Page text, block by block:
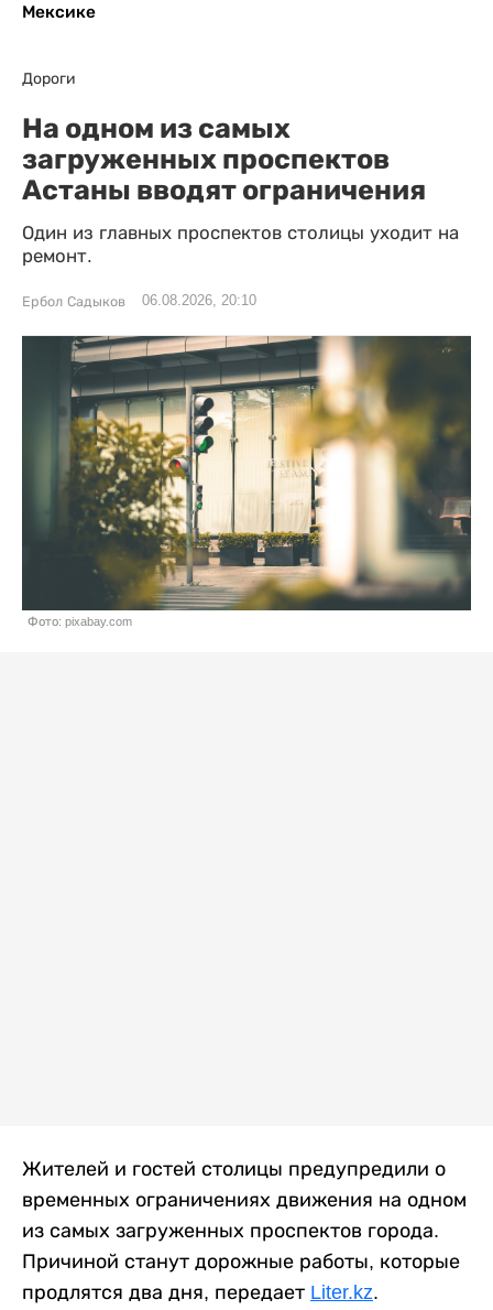
Мексике
Дороги
На одном из самых
загруженных проспектов
Астаны вводят ограничения
Один из главных проспектов столицы уходит на
ремонт.
Ербол Садыков 06.08.2026, 20:10
Фото: pixabay.com
Жителей и гостей столицы предупредили о
временных ограничениях движения на одном
из самых загруженных проспектов города.
Причиной станут дорожные работы, которые
продлятся два дня, передает Liter.kz.